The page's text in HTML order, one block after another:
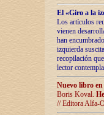
El «Giro a la
Los artículos
vienen
han
izquierda
recopilación
lector
Nuevo libro
Boris Koval.
// Editora Alfa-